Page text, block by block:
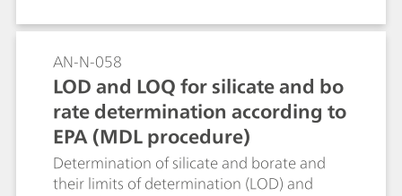
AN-N-058
LOD and LOQ for silicate and bo
rate determination according to
EPA (MDL procedure)
Determination of silicate and borate and
their limits of determination (LOD) and